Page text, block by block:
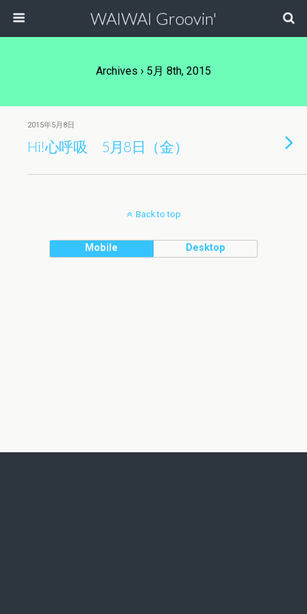
WAIWAI Groovin'
Archives › 5月 8th, 2015
2015年5月8日
Hi!心呼吸 5月8日（金）
Back to top
Mobile Desktop